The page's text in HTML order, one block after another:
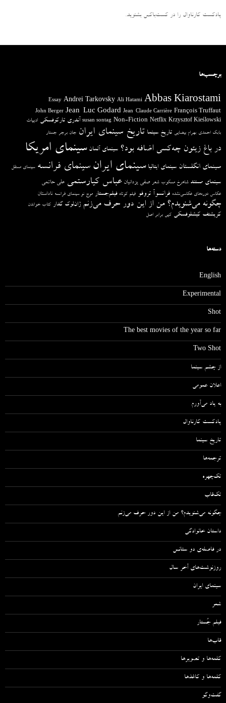
پادکست کارناوال را در کست‌باکس بشنوید.
برچسب‌ها
Abbas Kiarostami
Ali Hatami
Andrei Tarkovsky
Essay
François Truffaut
Jean-Claude Carrière
Jean-Luc Godard
John Berger
Krzysztof Kieślowski
Netflix
Non-Fiction
susan sontag آندری تارکوفسکی ادبیات
بابک احمدی بهرام بیضایی تاریخ سینما تاریخ سینمای ایران جان برجر جستار
در باغ زیتون چه‌کسی اضافه بود؟ سینمای آلمان سینمای امریکا
سینمای انگلستان سینمای ایتالیا سینمای ایران سینمای فرانسه سینمای مستقل
سینمای مستند شاهرخ مسکوب شعر صفی یزدانیان عباس کیارستمی علی حاتمی
عکاس دوره‌های عکاسی‌نشده فرانسوآ تروفو فیلم کوتاه فیلم‌جستار موج نو سینمای فرانسه ناداستان
چگونه می‌شنویدم؟ من از این دور حرف می‌زنم ژان‌لوک گدار کتاب خواندن
کریشتف کیشلوفسکی کپی برابر اصل
دسته‌ها
English
Experimental
Shot
The best movies of the year so far
Two Shot
از چشم سینما
اعلان عمومی
به یاد می‌آورم
پادکست کارناوال
تاریخ سینما
ترجمه‌ها
تک‌چهره
تک‌قاب
چگونه می‌شنویدم؟ من از این دور حرف می‌زنم
داستان خانوادگی
در فاصله‌ی دو سئانس
روزنوشت‌های آخر سال
سینمای ایران
شعر
فیلم جُستار
قاب‌ها
کلمه‌ها و تصویرها
کلمه‌ها و کاغذها
گفت‌وگو